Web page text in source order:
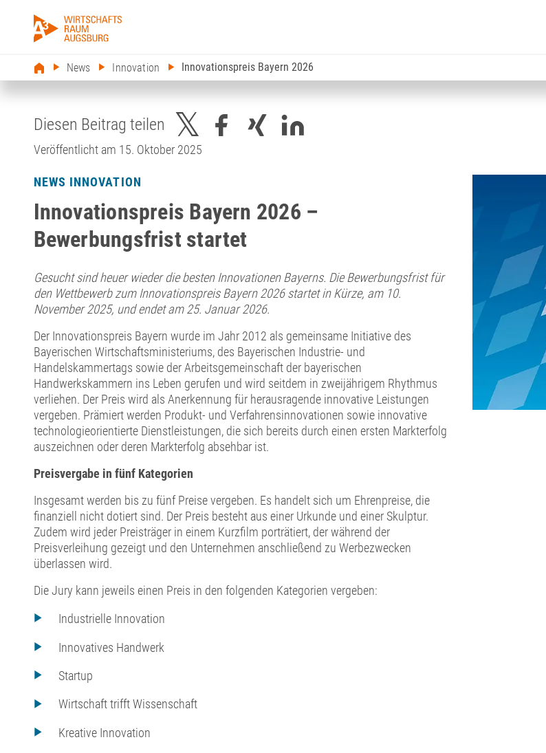
News Innovation Innovationspreis Bayern 2026
Diesen Beitrag teilen
Veröffentlicht am 15. Oktober 2025
NEWS INNOVATION
Innovationspreis Bayern 2026 –
Bewerbungsfrist startet
Gesucht sind heuer wieder die besten Innovationen Bayerns. Die Bewerbungsfrist für
den Wettbewerb zum Innovationspreis Bayern 2026 startet in Kürze, am 10.
November 2025, und endet am 25. Januar 2026.
Der Innovationspreis Bayern wurde im Jahr 2012 als gemeinsame Initiative des
Bayerischen Wirtschaftsministeriums, des Bayerischen Industrie- und
Handelskammertags sowie der Arbeitsgemeinschaft der bayerischen
Handwerkskammern ins Leben gerufen und wird seitdem in zweijährigem Rhythmus
verliehen. Der Preis wird als Anerkennung für herausragende innovative Leistungen
vergeben. Prämiert werden Produkt- und Verfahrensinnovationen sowie innovative
technologieorientierte Dienstleistungen, die sich bereits durch einen ersten Markterfolg
auszeichnen oder deren Markterfolg absehbar ist.
Preisvergabe in fünf Kategorien
Insgesamt werden bis zu fünf Preise vergeben. Es handelt sich um Ehrenpreise, die
finanziell nicht dotiert sind. Der Preis besteht aus einer Urkunde und einer Skulptur.
Zudem wird jeder Preisträger in einem Kurzfilm porträtiert, der während der
Preisverleihung gezeigt und den Unternehmen anschließend zu Werbezwecken
überlassen wird.
Die Jury kann jeweils einen Preis in den folgenden Kategorien vergeben:
Industrielle Innovation
Innovatives Handwerk
Startup
Wirtschaft trifft Wissenschaft
Kreative Innovation